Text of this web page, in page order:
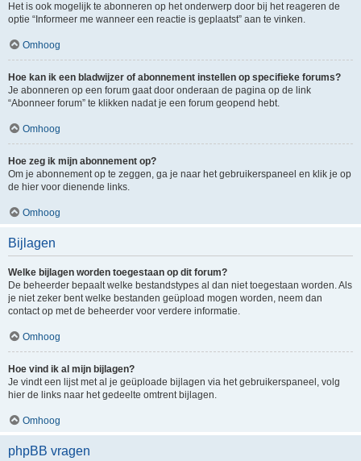
Het is ook mogelijk te abonneren op het onderwerp door bij het reageren de
optie “Informeer me wanneer een reactie is geplaatst” aan te vinken.
Omhoog
Hoe kan ik een bladwijzer of abonnement instellen op specifieke forums?
Je abonneren op een forum gaat door onderaan de pagina op de link
“Abonneer forum” te klikken nadat je een forum geopend hebt.
Omhoog
Hoe zeg ik mijn abonnement op?
Om je abonnement op te zeggen, ga je naar het gebruikerspaneel en klik je op
de hier voor dienende links.
Omhoog
Bijlagen
Welke bijlagen worden toegestaan op dit forum?
De beheerder bepaalt welke bestandstypes al dan niet toegestaan worden. Als
je niet zeker bent welke bestanden geüpload mogen worden, neem dan
contact op met de beheerder voor verdere informatie.
Omhoog
Hoe vind ik al mijn bijlagen?
Je vindt een lijst met al je geüploade bijlagen via het gebruikerspaneel, volg
hier de links naar het gedeelte omtrent bijlagen.
Omhoog
phpBB vragen